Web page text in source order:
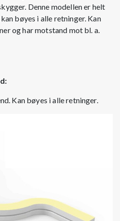
Denne modellen er helt
bøyes i alle retninger. Kan
og har motstand mot bl. a.
Kan bøyes i alle retninger.